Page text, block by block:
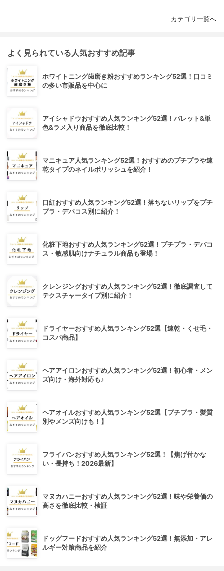
カテゴリ一覧へ
よく見られている人気おすすめ記事
ホワイトニング歯磨き粉おすすめランキング52選！口コミ
の多い市販品を中心に
アイシャドウおすすめ人気ランキング52選！パレット&単
色&ラメ入り商品を徹底比較！
マニキュア人気ランキング52選！おすすめのプチプラや速
乾タイプのネイルポリッシュを紹介！
口紅おすすめ人気ランキング52選！落ちないリップをプチ
プラ・デパコス別に紹介！
化粧下地おすすめ人気ランキング52選！プチプラ・デパコ
ス・敏感肌向けナチュラル商品も登場！
クレンジングおすすめ人気ランキング52選！徹底調査して
テクスチャータイプ別に紹介！
ドライヤーおすすめ人気ランキング52選【速乾・くせ毛・
コスパ商品】
ヘアアイロンおすすめ人気ランキング52選！初心者・メン
ズ向け・海外対応も♪
ヘアオイルおすすめ人気ランキング52選【プチプラ・髪質
別やメンズ向けも！】
フライパンおすすめ人気ランキング52選！【焦げ付かな
い・長持ち！2026最新】
マヌカハニーおすすめ人気ランキング52選！味や栄養価の
高さを徹底比較・検証
ドッグフードおすすめ人気ランキング52選！無添加・アレ
ルギー対策商品を紹介